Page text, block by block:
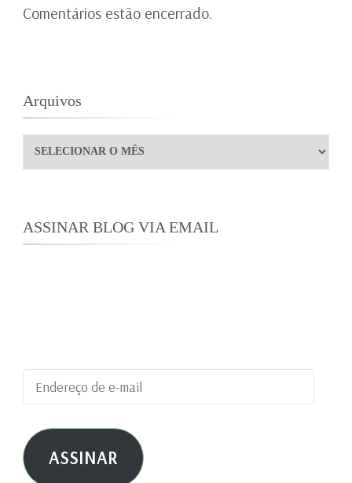
Comentários estão encerrado.
Arquivos
Arquivos
ASSINAR BLOG VIA EMAIL
Endereço
de
e-
mail ASSINAR